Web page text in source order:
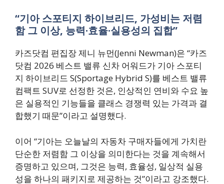
“기아 스포티지 하이브리드, 가성비는 저렴
함 그 이상, 능력·효율·실용성의 집합”
카즈닷컴 편집장 제니 뉴먼(Jenni Newman)은 “카즈
닷컴 2026 베스트 밸류 신차 어워드가 기아 스포티
지 하이브리드 S(Sportage Hybrid S)를 베스트 밸류
컴팩트 SUV로 선정한 것은, 인상적인 연비와 수요 높
은 실용적인 기능들을 클래스 경쟁력 있는 가격과 결
합했기 때문”이라고 설명했다.
이어 “기아는 오늘날의 자동차 구매자들에게 가치란
단순한 저렴함 그 이상을 의미한다는 것을 계속해서
증명하고 있으며, 그것은 능력, 효율성, 일상적 실용
성을 하나의 패키지로 제공하는 것”이라고 강조했다.